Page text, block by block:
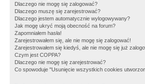
Dlaczego nie mogę się zalogować?
Dlaczego muszę się zarejestrować?
Dlaczego jestem automatycznie wylogowywany?
Jak mogę ukryć moją obecność na forum?
Zapomniałem hasła!
Zarejestrowałem się, ale nie mogę się zalogować!
Zarejestrowałem się kiedyś, ale nie mogę się już
Czym jest COPPA?
Dlaczego nie mogę się zarejestrować?
Co spowoduje "Usunięcie wszystkich cookies